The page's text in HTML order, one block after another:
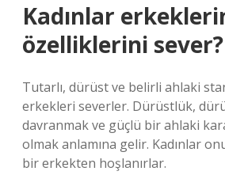
Kadınlar
özelliklerini sever?
Tutarlı, dürüst ve belirli ahlaki
erkekleri severler. Dürüstlük,
davranmak ve güçlü bir ahlaki
olmak anlamına gelir. Kadınlar
bir erkekten hoşlanırlar.